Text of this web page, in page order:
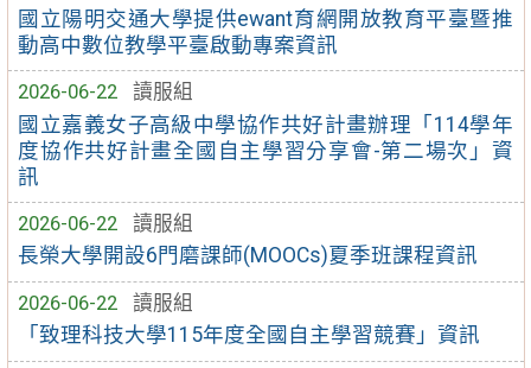
國立陽明交通大學提供ewant育網開放教育平臺暨推
動高中數位教學平臺啟動專案資訊
2026-06-22
讀服組
國立嘉義女子高級中學協作共好計畫辦理「114學年
度協作共好計畫全國自主學習分享會-第二場次」資
訊
2026-06-22
讀服組
長榮大學開設6門磨課師(MOOCs)夏季班課程資訊
2026-06-22
讀服組
「致理科技大學115年度全國自主學習競賽」資訊